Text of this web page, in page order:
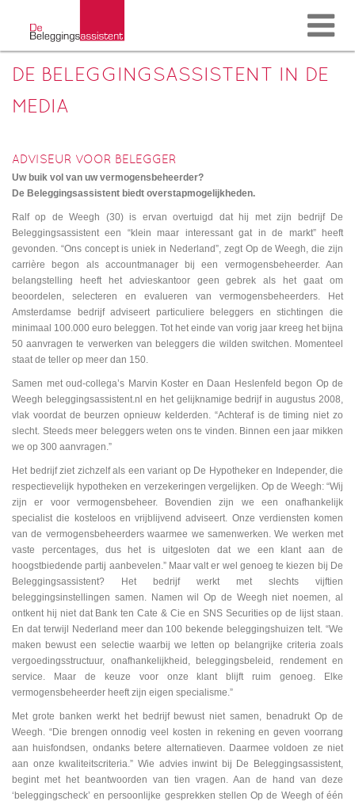
DE BELEGGINGSASSISTENT IN DE
MEDIA
ADVISEUR VOOR BELEGGER
Uw buik vol van uw vermogensbeheerder?
De Beleggingsassistent biedt overstapmogelijkheden.
Ralf op de Weegh (30) is ervan overtuigd dat hij met zijn bedrijf De
Beleggingsassistent een “klein maar interessant gat in de markt” heeft
gevonden. “Ons concept is uniek in Nederland”, zegt Op de Weegh, die zijn
carrière begon als accountmanager bij een vermogensbeheerder. Aan
belangstelling heeft het advieskantoor geen gebrek als het gaat om
beoordelen, selecteren en evalueren van vermogensbeheerders. Het
Amsterdamse bedrijf adviseert particuliere beleggers en stichtingen die
minimaal 100.000 euro beleggen. Tot het einde van vorig jaar kreeg het bijna
50 aanvragen te verwerken van beleggers die wilden switchen. Momenteel
staat de teller op meer dan 150.
Samen met oud-collega’s Marvin Koster en Daan Heslenfeld begon Op de
Weegh beleggingsassistent.nl en het gelijknamige bedrijf in augustus 2008,
vlak voordat de beurzen opnieuw kelderden. “Achteraf is de timing niet zo
slecht. Steeds meer beleggers weten ons te vinden. Binnen een jaar mikken
we op 300 aanvragen.”
Het bedrijf ziet zichzelf als een variant op De Hypotheker en Independer, die
respectievelijk hypotheken en verzekeringen vergelijken. Op de Weegh: “Wij
zijn er voor vermogensbeheer. Bovendien zijn we een onafhankelijk
specialist die kosteloos en vrijblijvend adviseert. Onze verdiensten komen
van de vermogensbeheerders waarmee we samenwerken. We werken met
vaste percentages, dus het is uitgesloten dat we een klant aan de
hoogstbiedende partij aanbevelen.” Maar valt er wel genoeg te kiezen bij De
Beleggingsassistent? Het bedrijf werkt met slechts vijftien
beleggingsinstellingen samen. Namen wil Op de Weegh niet noemen, al
ontkent hij niet dat Bank ten Cate & Cie en SNS Securities op de lijst staan.
En dat terwijl Nederland meer dan 100 bekende beleggingshuizen telt. “We
maken bewust een selectie waarbij we letten op belangrijke criteria zoals
vergoedingsstructuur, onafhankelijkheid, beleggingsbeleid, rendement en
service. Maar de keuze voor onze klant blijft ruim genoeg. Elke
vermogensbeheerder heeft zijn eigen specialisme.”
Met grote banken werkt het bedrijf bewust niet samen, benadrukt Op de
Weegh. “Die brengen onnodig veel kosten in rekening en geven voorrang
aan huisfondsen, ondanks betere alternatieven. Daarmee voldoen ze niet
aan onze kwaliteitscriteria.” Wie advies inwint bij De Beleggingsassistent,
begint met het beantwoorden van tien vragen. Aan de hand van deze
‘beleggingscheck’ en persoonlijke gesprekken stellen Op de Weegh of één